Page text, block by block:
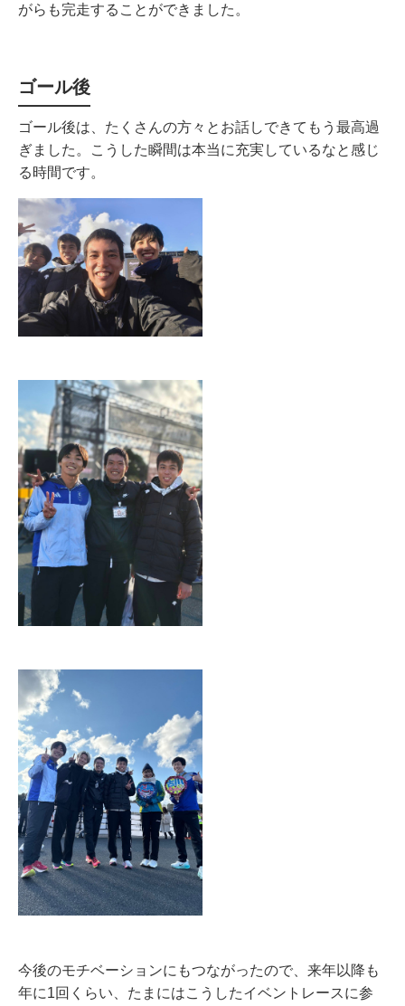
がらも完走することができました。
ゴール後
ゴール後は、たくさんの方々とお話しできてもう最高過
ぎました。こうした瞬間は本当に充実しているなと感じ
る時間です。
今後のモチベーションにもつながったので、来年以降も
年に1回くらい、たまにはこうしたイベントレースに参